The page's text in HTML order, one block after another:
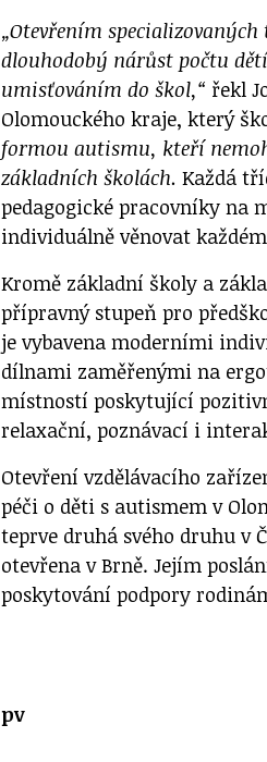
„Otevřením
dlouhodobý nárůst počtu
umisťováním do škol,“ řekl
Olomouckého kraje, který
formou autismu, kteří
základních školách.Každá
pedagogické pracovníky na
individuálně věnovat
Kromě základní školy a
přípravný stupeň pro
je vybavena moderními
dílnami zaměřenými na
místností poskytující
relaxační, poznávací i
Otevření vzdělávacího
péči o děti s autismem v
teprve druhá svého druhu v
otevřena v Brně. Jejím
poskytování podpory
pv